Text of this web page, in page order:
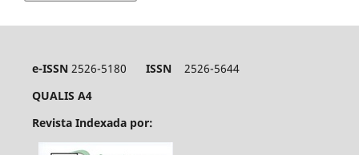
e-ISSN2526-5180 ISSN
2526-5644
QUALIS A4
Revista Indexada por: